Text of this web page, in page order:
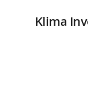
Klima